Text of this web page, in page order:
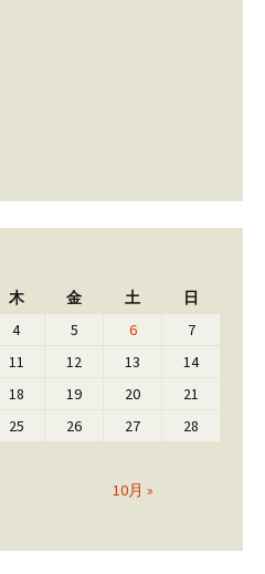
木 金 土 日
10月 »
4 5 6
7
11 12 13
14
18 19 20
21
25 26 27
28